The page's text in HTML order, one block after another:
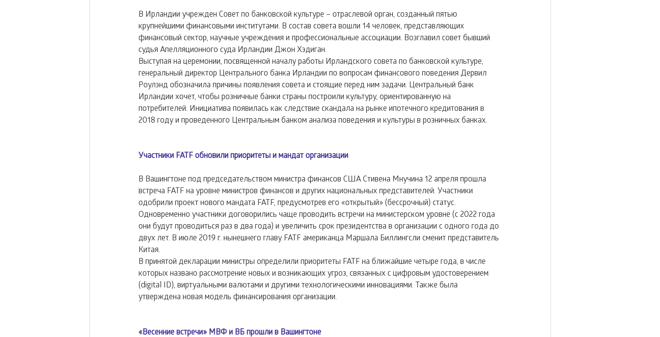
В Ирландии учрежден Совет по банковской культуре – отраслевой орган, созданный пятью
крупнейшими финансовыми институтами. В состав совета вошли 14 человек, представляющих
финансовый сектор, научные учреждения и профессиональные ассоциации. Возглавил совет бывший
судья Апелляционного суда Ирландии Джон Хэдиган.
Выступая на церемонии, посвященной началу работы Ирландского совета по банковской культуре,
генеральный директор Центрального банка Ирландии по вопросам финансового поведения Дервил
Роулэнд обозначила причины появления совета и стоящие перед ним задачи. Центральный банк
Ирландии хочет, чтобы розничные банки страны построили культуру, ориентированную на
потребителей. Инициатива появилась как следствие скандала на рынке ипотечного кредитования в
2018 году и проведенного Центральным банком анализа поведения и культуры в розничных банках.
Участники FATF обновили приоритеты и мандат организации
В Вашингтоне под председательством министра финансов США Стивена Мнучина 12 апреля прошла
встреча FATF на уровне министров финансов и других национальных представителей. Участники
одобрили проект нового мандата FATF, предусмотрев его «открытый» (бессрочный) статус.
Одновременно участники договорились чаще проводить встречи на министерском уровне (с 2022 года
они будут проводиться раз в два года) и увеличить срок президентства в организации с одного года до
двух лет. В июле 2019 г. нынешнего главу FATF американца Маршала Биллингсли сменит представитель
Китая.
В принятой декларации министры определили приоритеты FATF на ближайшие четыре года, в числе
которых названо рассмотрение новых и возникающих угроз, связанных с цифровым удостоверением
(digital ID), виртуальными валютами и другими технологическими инновациями. Также была
утверждена новая модель финансирования организации.
«Весенние встречи» МВФ и ВБ прошли в Вашингтоне